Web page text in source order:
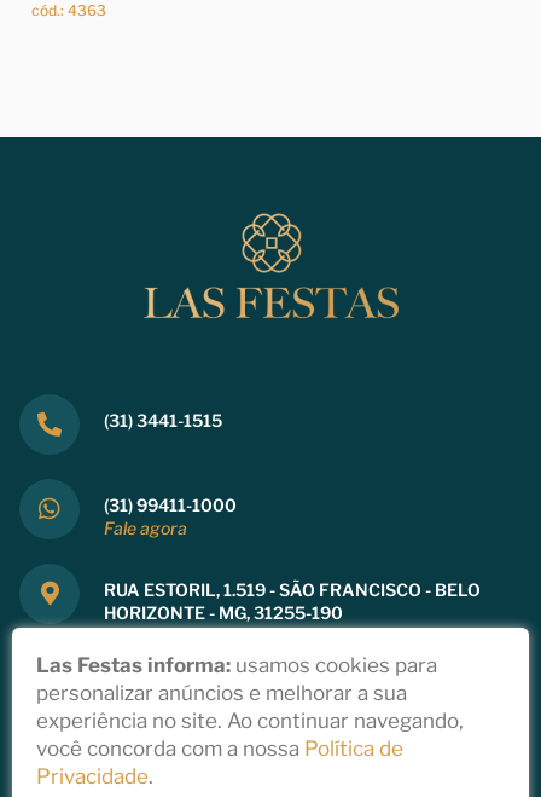
cód.: 4363
(31) 3441-1515
(31) 99411-1000
Fale agora
RUA ESTORIL, 1.519 - SÃO FRANCISCO - BELO
HORIZONTE - MG, 31255-190
Copyright 2021
Las Festas informa: usamos cookies para
personalizar anúncios e melhorar a sua
experiência no site. Ao continuar navegando,
você concorda com a nossa Política de
Privacidade.